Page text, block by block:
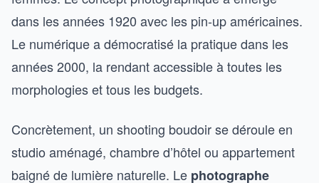
dans les années 1920 avec les pin-up américaines.
Le numérique a démocratisé la pratique dans les
années 2000, la rendant accessible à toutes les
morphologies et tous les budgets.
Concrètement, un shooting boudoir se déroule en
studio aménagé, chambre d’hôtel ou appartement
baigné de lumière naturelle. Le photographe